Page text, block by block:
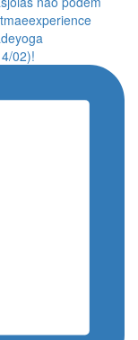
02)!